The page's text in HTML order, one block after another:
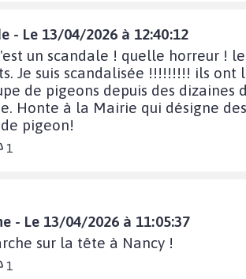
- Le 13/04/2026 à 12:40:12
un scandale ! quelle horreur !
Je suis scandalisée !!!!!!!!! ils
de pigeons depuis des dizaines
Honte à la Mairie qui désigne
pigeon!
1
- Le 13/04/2026 à 11:05:37
sur la tête à Nancy !
1